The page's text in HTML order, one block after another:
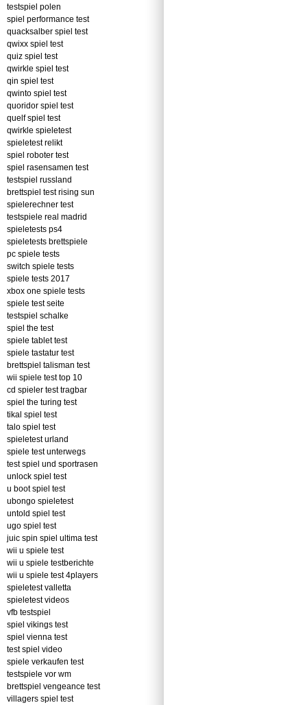
testspiel polen
spiel performance test
quacksalber spiel test
qwixx spiel test
quiz spiel test
qwirkle spiel test
qin spiel test
qwinto spiel test
quoridor spiel test
quelf spiel test
qwirkle spieletest
spieletest relikt
spiel roboter test
spiel rasensamen test
testspiel russland
brettspiel test rising sun
spielerechner test
testspiele real madrid
spieletests ps4
spieletests brettspiele
pc spiele tests
switch spiele tests
spiele tests 2017
xbox one spiele tests
spiele test seite
testspiel schalke
spiel the test
spiele tablet test
spiele tastatur test
brettspiel talisman test
wii spiele test top 10
cd spieler test tragbar
spiel the turing test
tikal spiel test
talo spiel test
spieletest urland
spiele test unterwegs
test spiel und sportrasen
unlock spiel test
u boot spiel test
ubongo spieletest
untold spiel test
ugo spiel test
juic spin spiel ultima test
wii u spiele test
wii u spiele testberichte
wii u spiele test 4players
spieletest valletta
spieletest videos
vfb testspiel
spiel vikings test
spiel vienna test
test spiel video
spiele verkaufen test
testspiele vor wm
brettspiel vengeance test
villagers spiel test